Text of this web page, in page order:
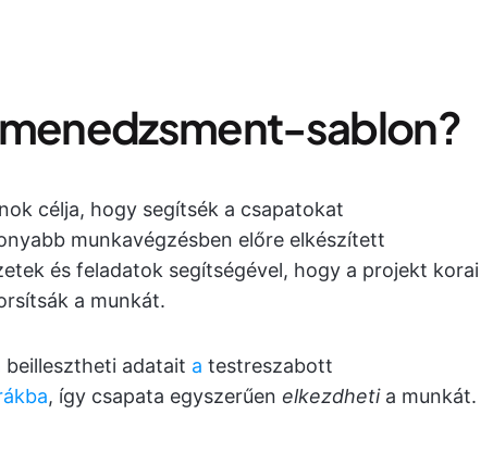
sablon?
célja, hogy segítsék a csapatokat
munkavégzésben előre elkészített
és feladatok segítségével, hogy a projekt korai
a munkát.
beillesztheti adatait a testreszabott
, így csapata egyszerűen elkezdhetia munkát.